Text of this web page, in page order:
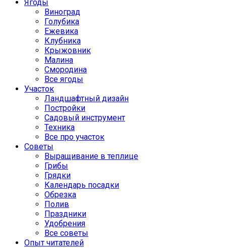
Ягоды
Виноград
Голубика
Ежевика
Клубника
Крыжовник
Малина
Смородина
Все ягоды
Участок
Ландшафтный дизайн
Постройки
Садовый инструмент
Техника
Все про участок
Советы
Выращивание в теплице
Грибы
Грядки
Календарь посадки
Обрезка
Полив
Праздники
Удобрения
Все советы
Опыт читателей